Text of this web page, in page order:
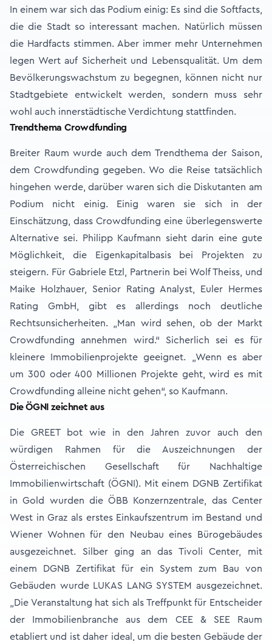
In einem war sich das Podium einig: Es sind die Softfacts,
die die Stadt so interessant machen. Natürlich müssen
die Hardfacts stimmen. Aber immer mehr Unternehmen
legen Wert auf Sicherheit und Lebensqualität. Um dem
Bevölkerungswachstum zu begegnen, können nicht nur
Stadtgebiete entwickelt werden, sondern muss sehr
wohl auch innerstädtische Verdichtung stattfinden.
Trendthema Crowdfunding
Breiter Raum wurde auch dem Trendthema der Saison,
dem Crowdfunding gegeben. Wo die Reise tatsächlich
hingehen werde, darüber waren sich die Diskutanten am
Podium nicht einig. Einig waren sie sich in der
Einschätzung, dass Crowdfunding eine überlegenswerte
Alternative sei. Philipp Kaufmann sieht darin eine gute
Möglichkeit, die Eigenkapitalbasis bei Projekten zu
steigern. Für Gabriele Etzl, Partnerin bei Wolf Theiss, und
Maike Holzhauer, Senior Rating Analyst, Euler Hermes
Rating GmbH, gibt es allerdings noch deutliche
Rechtsunsicherheiten. „Man wird sehen, ob der Markt
Crowdfunding annehmen wird.“ Sicherlich sei es für
kleinere Immobilienprojekte geeignet. „Wenn es aber
um 300 oder 400 Millionen Projekte geht, wird es mit
Crowdfunding alleine nicht gehen“, so Kaufmann.
Die ÖGNI zeichnet aus
Die GREET bot wie in den Jahren zuvor auch den
würdigen Rahmen für die Auszeichnungen der
Österreichischen Gesellschaft für Nachhaltige
Immobilienwirtschaft (ÖGNI). Mit einem DGNB Zertifikat
in Gold wurden die ÖBB Konzernzentrale, das Center
West in Graz als erstes Einkaufszentrum im Bestand und
Wiener Wohnen für den Neubau eines Bürogebäudes
ausgezeichnet. Silber ging an das Tivoli Center, mit
einem DGNB Zertifikat für ein System zum Bau von
Gebäuden wurde LUKAS LANG SYSTEM ausgezeichnet.
„Die Veranstaltung hat sich als Treffpunkt für Entscheider
der Immobilienbranche aus dem CEE & SEE Raum
etabliert und ist daher ideal, um die besten Gebäude der